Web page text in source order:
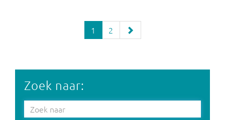
1 2
Zoek naar: